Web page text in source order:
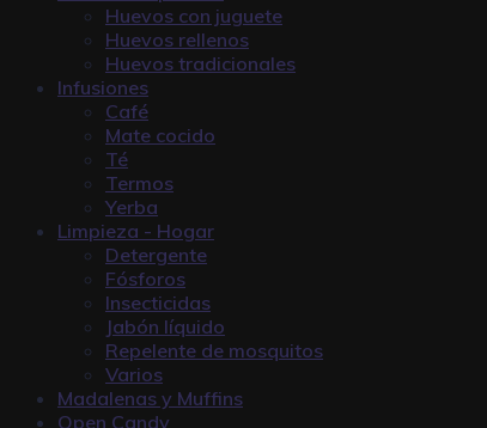
Huevos con juguete
Huevos rellenos
Huevos tradicionales
Infusiones
Café
Mate cocido
Té
Termos
Yerba
Limpieza - Hogar
Detergente
Fósforos
Insecticidas
Jabón líquido
Repelente de mosquitos
Varios
Madalenas y Muffins
Open Candy